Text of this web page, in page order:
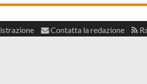
Contatta la redazione